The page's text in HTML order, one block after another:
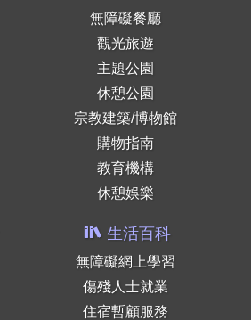
無障礙餐廳
觀光旅遊
主題公園
休憩公園
宗教建築/博物館
購物指南
教育機構
休憩娛樂
生活百科
無障礙網上學習
傷殘人士就業
住宿暫顧服務